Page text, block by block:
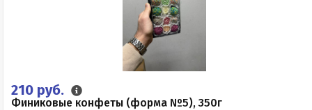
210 руб.
Финиковые конфеты (форма №5), 350г